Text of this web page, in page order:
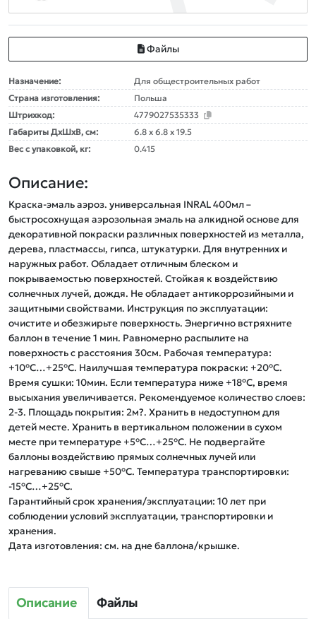
Файлы
Назначение:
Для общестроительных работ
Страна изготовления:
Польша
Штрихкод:
4779027535333
Габариты ДxШxВ, см:
6.8 x 6.8 x 19.5
Вес с упаковкой, кг:
0.415
Описание:
Краска-эмаль аэроз. универсальная INRAL 400мл –
быстросохнущая аэрозольная эмаль на алкидной основе для
декоративной покраски различных поверхностей из металла,
дерева, пластмассы, гипса, штукатурки. Для внутренних и
наружных работ. Обладает отличным блеском и
покрываемостью поверхностей. Стойкая к воздействию
солнечных лучей, дождя. Не обладает антикоррозийными и
защитными свойствами. Инструкция по эксплуатации:
очистите и обезжирьте поверхность. Энергично встряхните
баллон в течение 1 мин. Равномерно распылите на
поверхность с расстояния 30см. Рабочая температура:
+10°C…+25°C. Наилучшая температура покраски: +20°C.
Время сушки: 10мин. Если температура ниже +18°C, время
высыхания увеличивается. Рекомендуемое количество слоев:
2-3. Площадь покрытия: 2м?. Хранить в недоступном для
детей месте. Хранить в вертикальном положении в сухом
месте при температуре +5°C…+25°C. Не подвергайте
баллоны воздействию прямых солнечных лучей или
нагреванию свыше +50°C. Температура транспортировки:
-15°C…+25°C.
Гарантийный срок хранения/эксплуатации: 10 лет при
соблюдении условий эксплуатации, транспортировки и
хранения.
Описание Файлы